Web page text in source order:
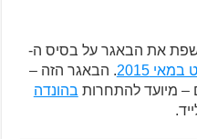
את הבאגר על בסיס ה-
2015
. הבאגר הזה –
– מיועד להתחרות בהונדה